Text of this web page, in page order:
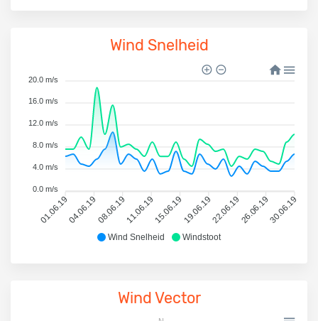
Wind Snelheid
Wind Snelheid Windstoot
01.06.1904.06.1908.06.1911.06.1915.06.1919.06.1922.06.1926.06.1930.06.19
20.0 m/s
16.0 m/s
12.0 m/s
8.0 m/s
4.0 m/s
0.0 m/s
Wind Vector